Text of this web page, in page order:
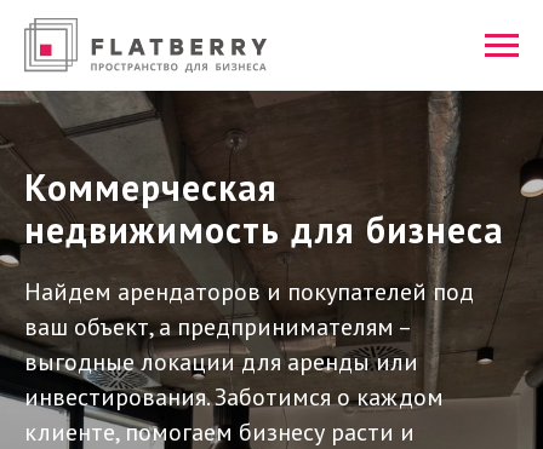
Коммерческая
недвижимость для бизнеса
Найдем арендаторов и покупателей под
ваш объект, а предпринимателям –
выгодные локации для аренды или
инвестирования. Заботимся о каждом
клиенте, помогаем бизнесу расти и